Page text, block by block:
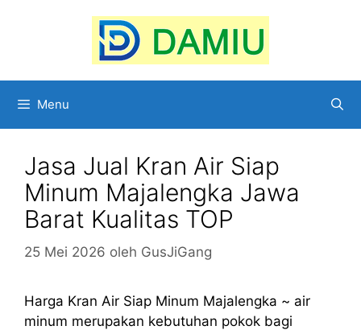
Menu
Jasa Jual Kran Air Siap
Minum Majalengka Jawa
Barat Kualitas TOP
25 Mei 2026 oleh GusJiGang
Harga Kran Air Siap Minum Majalengka ~ air
minum merupakan kebutuhan pokok bagi